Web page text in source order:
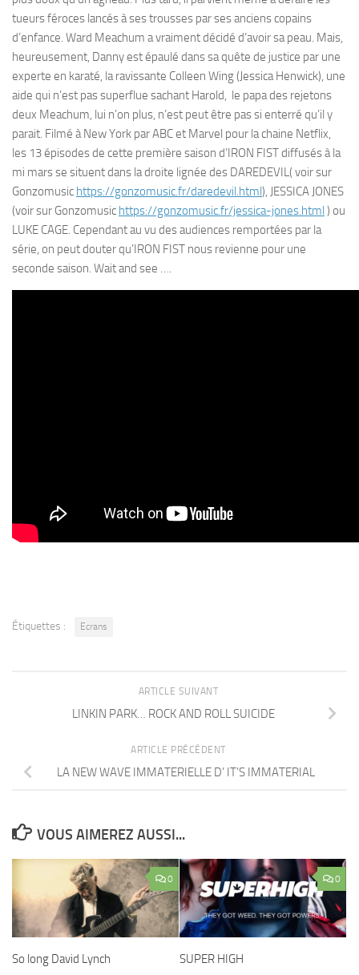
tueurs féroces lancés à ses trousses par ses anciens copains
d’enfance. Ward Meachum a vraiment décidé d’avoir sa peau. Mais,
heureusement, Danny est épaulé dans sa quête de justice par une
experte en karaté, la ravissante Colleen Wing (Jessica Henwick), une
aide qui n’est pas superflue sachant Harold, le papa des rejetons
deux Meachum, lui n’on plus, n’est peut être pas si enterré qu’il y
parait. Filmé à New York par ABC et Marvel pour la chaine Netflix,
les 13 épisodes de cette première saison d’IRON FIST diffusés à la
mi mars se situent dans la droite lignée des DAREDEVIL( voir sur
Gonzomusic https://gonzomusic.fr/daredevil.html), JESSICA JONES
(voir sur Gonzomusic https://gonzomusic.fr/jessica-jones.html ) ou
LUKE CAGE. Cependant au vu des audiences remportées par la
série, on peut douter qu’IRON FIST nous revienne pour une
seconde saison. Wait and see ….
Étiquettes : Ecrans
ARTICLE SUIVANT
LINKIN PARK… ROCK AND ROLL SUICIDE
ARTICLE PRÉCÉDENT
LA NEW WAVE IMMATERIELLE D’ IT’S IMMATERIAL
VOUS AIMEREZ AUSSI...
0
So long David Lynch
0
SUPER HIGH